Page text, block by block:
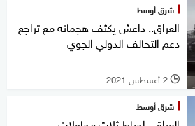
شرق أوسط
العراق.. داعش يكثف هجماته مع تراجع
دعم التحالف الدولي الجوي
l 2 أغسطس 2021
شرق أوسط